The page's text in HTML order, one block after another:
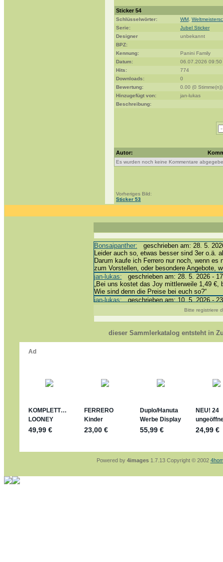
Sticker 54
Schlüsselwörter: WM
Serie:
Jubel Sticker
Designer
unbekannt
BPZ:
Kennung:
Panini Family
Datum:
06.07.2026 09:50
Hits:
774
Downloads:
0
Bewertung:
0.00 (0 Stimme(n))
Hinzugefügt von:
jan-lukas
Beschreibung:
Autor:
Es wurden noch keine Kommentare
Vorheriges Bild:
Sticker 53
Bonsaipanther: geschrieben am: 28. 5.
Leider auch so, etwas besser sind 3er o.ä.
Darum kaufe ich Ferrero nur noch, wenn es
zum Vorstellen, oder besondere Angebote,
jan-lukas: geschrieben am: 28. 5. 2026 -
„Bei uns kostet das Joy mittlerweile 1,49 €,
Wie sind denn die Preise bei euch so?“
jan-lukas:geschrieben am: 10. 5. 2026 -
Bonsaipanther:geschrieben am: 10. 5.
@ Harald
https://www.ue-ei-portal-
Dein Enkel sollte zur Strafe die nächsten 3
jan-lukas:
geschrieben am: 29. 4. 2026 -
https://www.ferrero-
stimmt, jetzt fällt es mir auch ein
*Bussi*
geschrieben am: 28. 4.
So habe ich das in Erinnerung ... oder?
jan-lukas:geschrieben am: 28. 4. 2026 -
Bitte registriere
dieser Sammlerkatalog entsteht in
Powered by 4images1.7.13 Copyright © 2002